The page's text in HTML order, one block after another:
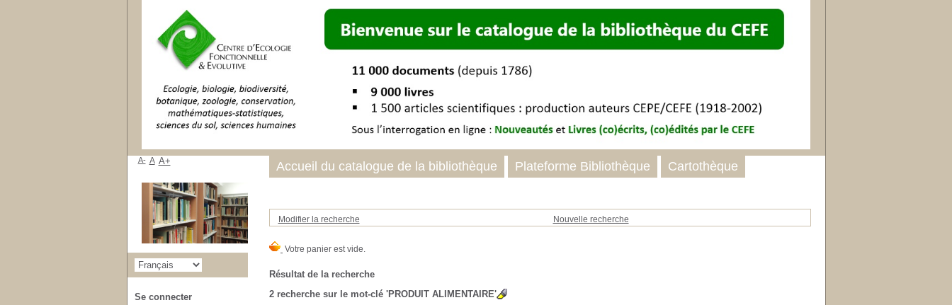
Modifier la recherche Nouvelle recherche
Résultat de la recherche
2recherche sur le mot-clé 'PRODUIT ALIMENTAIRE'
Accueil du catalogue de la bibliothèque Plateforme Bibliothèque Cartothèque
A- A A+
Se connecter